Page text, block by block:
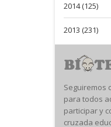
2014 (125)
2013 (231)
Seguiremos
para todos
participar y
cruzada